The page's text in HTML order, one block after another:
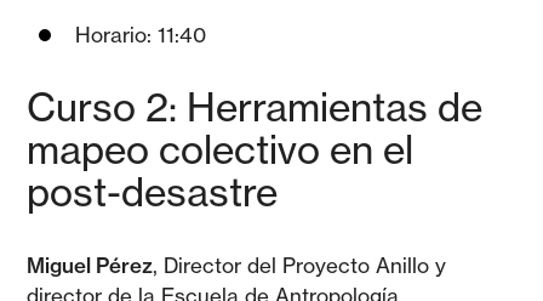
Horario: 11:40
Curso 2: Herramientas de
mapeo colectivo en el
post-desastre
Miguel Pérez, Director del Proyecto Anillo y
director de la Escuela de Antropología